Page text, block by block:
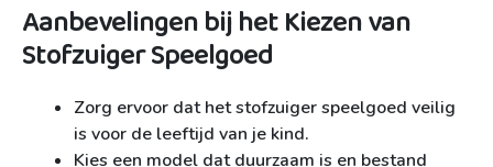
Aanbevelingen bij het Kiezen van
Stofzuiger Speelgoed
Zorg ervoor dat het stofzuiger speelgoed veilig
is voor de leeftijd van je kind.
Kies een model dat duurzaam is en bestand